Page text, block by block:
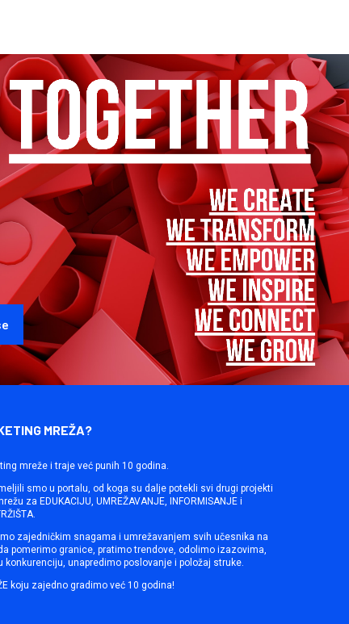
MREŽA?
mreže i traje već punih 10 godina.
smo u portalu, od koga su dalje potekli svi drugi projekti
za EDUKACIJU, UMREŽAVANJE, INFORMISANJE i
zajedničkim snagama i umrežavanjem svih učesnika na
pomerimo granice, pratimo trendove, odolimo izazovima,
konkurenciju, unapredimo poslovanje i položaj struke.
koju zajedno gradimo već 10 godina!